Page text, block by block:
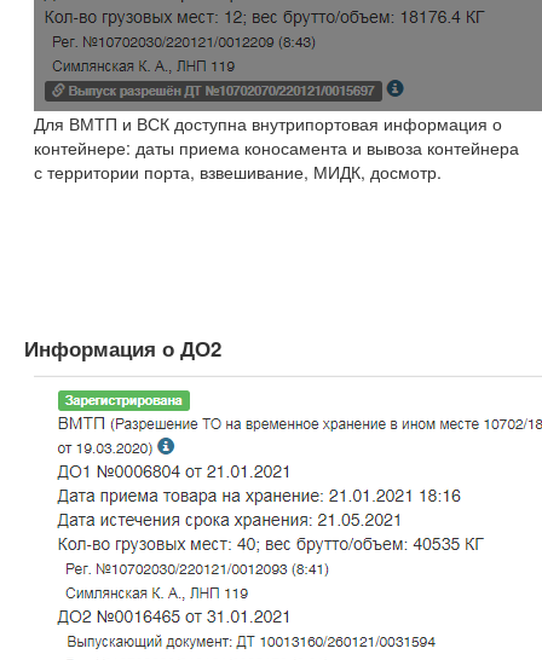
Для ВМТП и ВСК доступна внутрипортовая информация о
контейнере: даты приема коносамента и вывоза контейнера
с территории порта, взвешивание, МИДК, досмотр.
Информация о ДО2